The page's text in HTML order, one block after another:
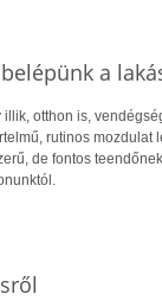
a
illik, otthon is,
rutinos mozdulat
de fontos